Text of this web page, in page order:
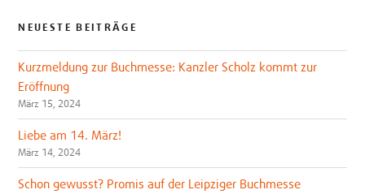
NEUESTE BEITRÄGE
Kurzmeldung zur Buchmesse: Kanzler Scholz kommt zur
Eröffnung
März 15, 2024
Liebe am 14. März!
März 14, 2024
Schon gewusst? Promis auf der Leipziger Buchmesse